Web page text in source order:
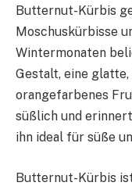
Butternut-Kürbis
Moschuskürbisse
Wintermonaten
Gestalt, eine
orangefarbenes
süßlich und
ihn ideal für süße
Butternut-Kürbis